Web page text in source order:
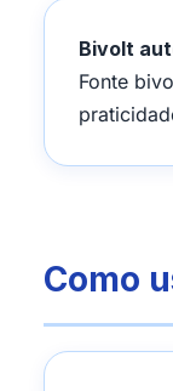
Bivolt
Fonte
Como